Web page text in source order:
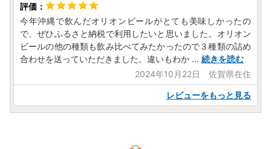
今年沖縄で飲んだオリオンビールがとても美味しかったの
で、ぜひふるさと納税で利用したいと思いました。オリオン
ビールの他の種類も飲み比べてみたかったので３種類の詰め
合わせを送っていただきました。違いもわか ... 続きを読む
2024年10月22日 佐賀県在住
レビューをもっと見る